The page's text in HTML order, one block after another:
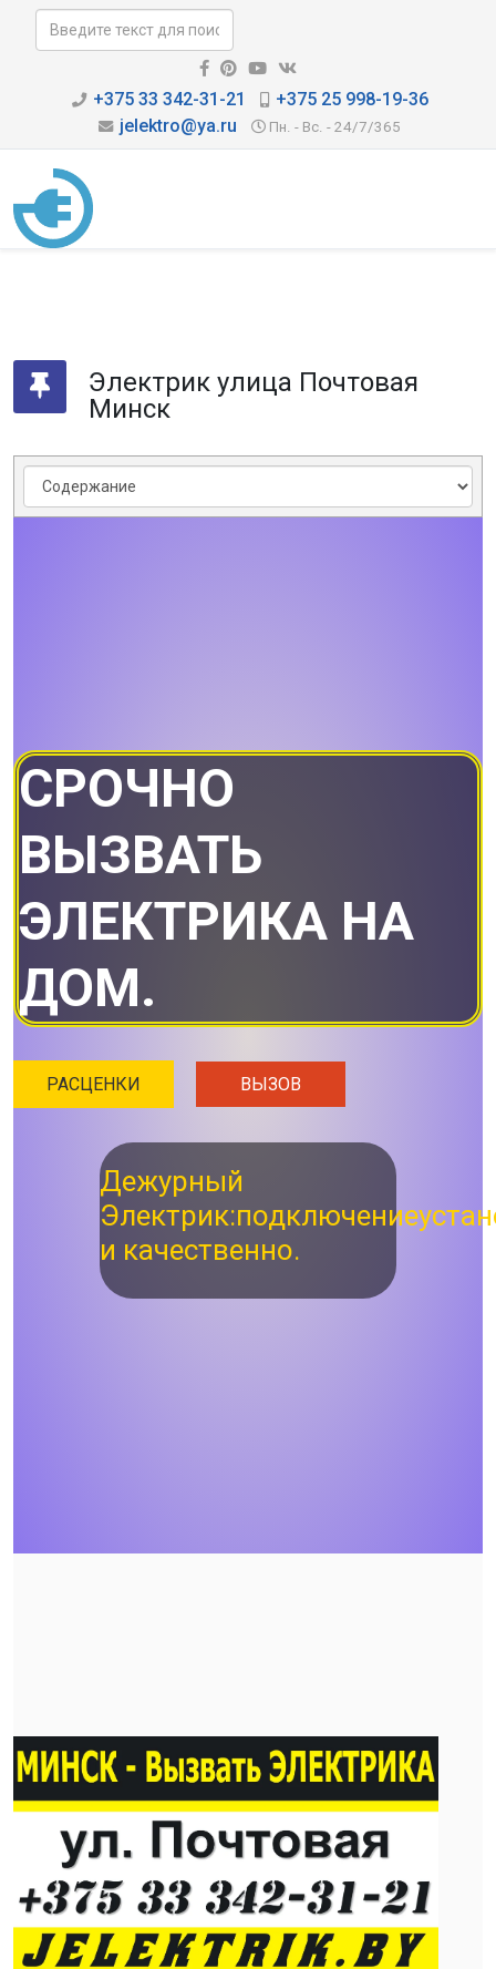
+375 33 342-31-21
+375 25 998-19-36
jelektro@ya.ru
Пн. - Вс. - 24/7/365
Электрик улица Почтовая
Минск
СРОЧНО
ВЫЗВАТЬ
ЭЛЕКТРИКА НА
ДОМ.
РАСЦЕНКИ ВЫЗОВ
Дежурный
Электрик:подключение
и качественно.